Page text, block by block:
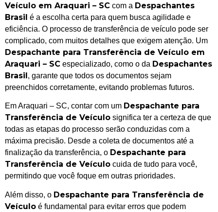
Veículo em Araquari – SC com a Despachantes
Brasil é a escolha certa para quem busca agilidade e
eficiência. O processo de transferência de veículo pode ser
complicado, com muitos detalhes que exigem atenção. Um
Despachante para Transferência de Veículo em
Araquari – SC especializado, como o da Despachantes
Brasil, garante que todos os documentos sejam
preenchidos corretamente, evitando problemas futuros.
Em Araquari – SC, contar com um Despachante para
Transferência de Veículo significa ter a certeza de que
todas as etapas do processo serão conduzidas com a
máxima precisão. Desde a coleta de documentos até a
finalização da transferência, o Despachante para
Transferência de Veículo cuida de tudo para você,
permitindo que você foque em outras prioridades.
Além disso, o Despachante para Transferência de
Veículo é fundamental para evitar erros que podem